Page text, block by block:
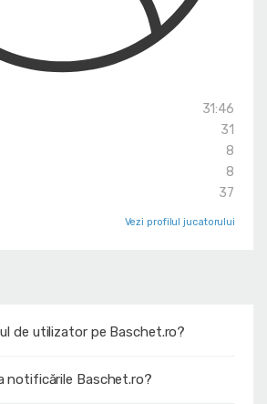
31:46
31
8
8
37
Vezi profilul jucatorului
de utilizator pe Baschet.ro?
notificările Baschet.ro?